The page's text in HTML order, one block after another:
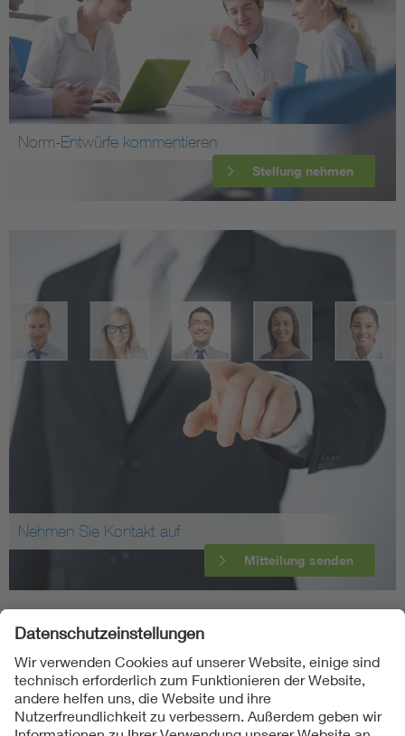
Norm-Entwürfe kommentieren
Stellung nehmen
Nehmen Sie Kontakt auf
Mitteilung senden
Folgen Sie uns